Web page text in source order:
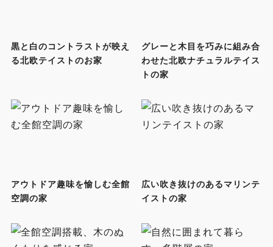
黒と白のコントラストが映え
る北欧テイストのお家
グレーと木目を巧みに組み合
わせた北欧ナチュラルテイス
トの家
アウトドア趣味を愉しむ全館
空調の家
広い吹き抜けのあるマリンテ
イストの家